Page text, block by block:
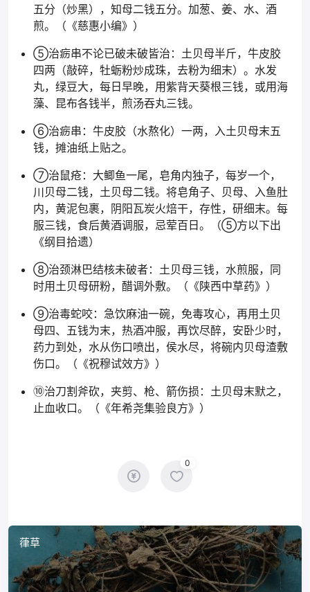
五分（炒黑），知母二钱五分。加葱、姜、水、酒
煎。（《慈惠小编》）
⑤治疬串不论已破未破皆治：土贝母半斤，牛皮胶
四两（敲碎，牡蛎粉炒成珠，去粉为细末）。水发
丸，绿豆大，每日早晚，用紫背天葵根三钱，或用海
藻、昆布各钱半，煎汤吞丸三钱。
⑥治疬串：牛皮胶（水熬化）一两，入土贝母末五
钱，摊油纸上贴之。
⑦治鼠疮：大鲫鱼一尾，皂角内独子，每岁一个，
川贝母二钱，土贝母二钱。将皂角子、贝母、入鱼肚
内，黄泥包裹，阴阳瓦炭火焙干，存性，研细末。每
服三钱，食后黄酒调服，忌荤百日。（⑤方以下出
《纲目拾遗）
⑧治颈淋巴结核未破者：土贝母三钱，水煎服，同
时用土贝母研粉，醋调外敷。（《陕西中草药》）
⑨治毒蛇咬：急饮麻油一碗，免毒攻心，再用土贝
母四、五钱为末，热酒冲服，再饮尽醉，安卧少时，
药力到处，水从伤口喷出，侯水尽，将碗内贝母渣敷
伤口。（《祝穆试效方》）
⑩治刀割斧砍，夹剪、枪、箭伤损：土贝母末默之，
止血收口。（《年希尧集验良方》）
0
葎草